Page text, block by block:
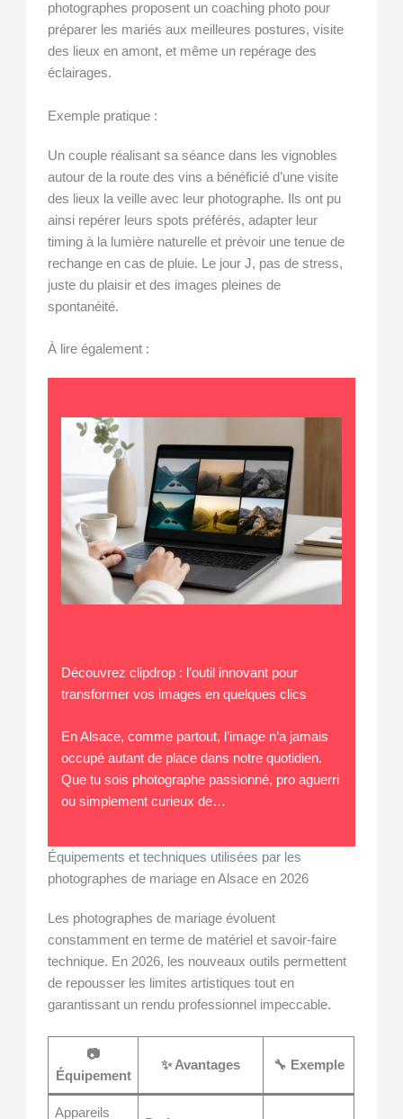
photographes proposent un coaching photo pour
préparer les mariés aux meilleures postures, visite
des lieux en amont, et même un repérage des
éclairages.
Exemple pratique :
Un couple réalisant sa séance dans les vignobles
autour de la route des vins a bénéficié d’une visite
des lieux la veille avec leur photographe. Ils ont pu
ainsi repérer leurs spots préférés, adapter leur
timing à la lumière naturelle et prévoir une tenue de
rechange en cas de pluie. Le jour J, pas de stress,
juste du plaisir et des images pleines de
spontanéité.
À lire également :
Découvrez clipdrop : l’outil innovant pour
transformer vos images en quelques clics
En Alsace, comme partout, l’image n’a jamais
occupé autant de place dans notre quotidien.
Que tu sois photographe passionné, pro aguerri
ou simplement curieux de…
Équipements et techniques utilisées par les
photographes de mariage en Alsace en 2026
Les photographes de mariage évoluent
constamment en terme de matériel et savoir-faire
technique. En 2026, les nouveaux outils permettent
de repousser les limites artistiques tout en
garantissant un rendu professionnel impeccable.
📷
Équipement
✨ Avantages 🔧 Exemple
Appareils